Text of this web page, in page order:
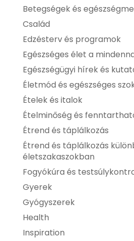
Betegségek és
Család
Edzésterv és programok
Egészséges élet a
Egészségügyi hírek és
Életmód és egészséges
Ételek és italok
Ételminőség és
Étrend és táplálkozás
Étrend és táplálkozás
életszakaszokban
Fogyókúra és
Gyerek
Gyógyszerek
Health
Inspiration